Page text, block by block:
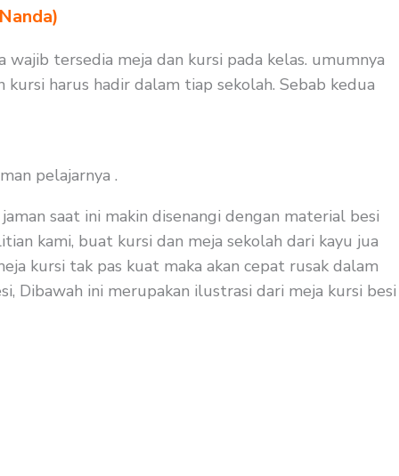
tersedia meja dan kursi pada kelas. umumnya
harus hadir dalam tiap sekolah. Sebab kedua
pelajarnya .
saat ini makin disenangi dengan material besi
kami, buat kursi dan meja sekolah dari kayu jua
kursi tak pas kuat maka akan cepat rusak dalam
Dibawah ini merupakan ilustrasi dari meja kursi besi